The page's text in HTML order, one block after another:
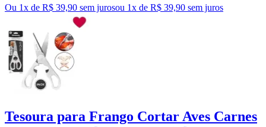
Ou 1x de R$ 39,90 sem jurosou 1x de R$ 39,90 sem juros
Tesoura para Frango Cortar Aves Carnes